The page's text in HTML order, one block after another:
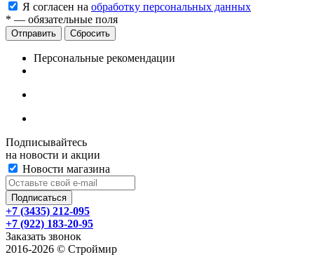
Я согласен на обработку персональных данных
* — обязательные поля
Сбросить
Персональные рекомендации
Подписывайтесь
на новости и акции
Новости магазина
+7 (3435) 212-095
+7 (922) 183-20-95
Заказать звонок
2016-2026 © Строймир